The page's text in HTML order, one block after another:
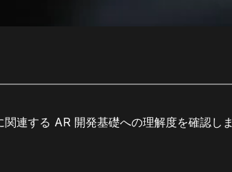
連する AR 開発基礎への理解度を確認しま